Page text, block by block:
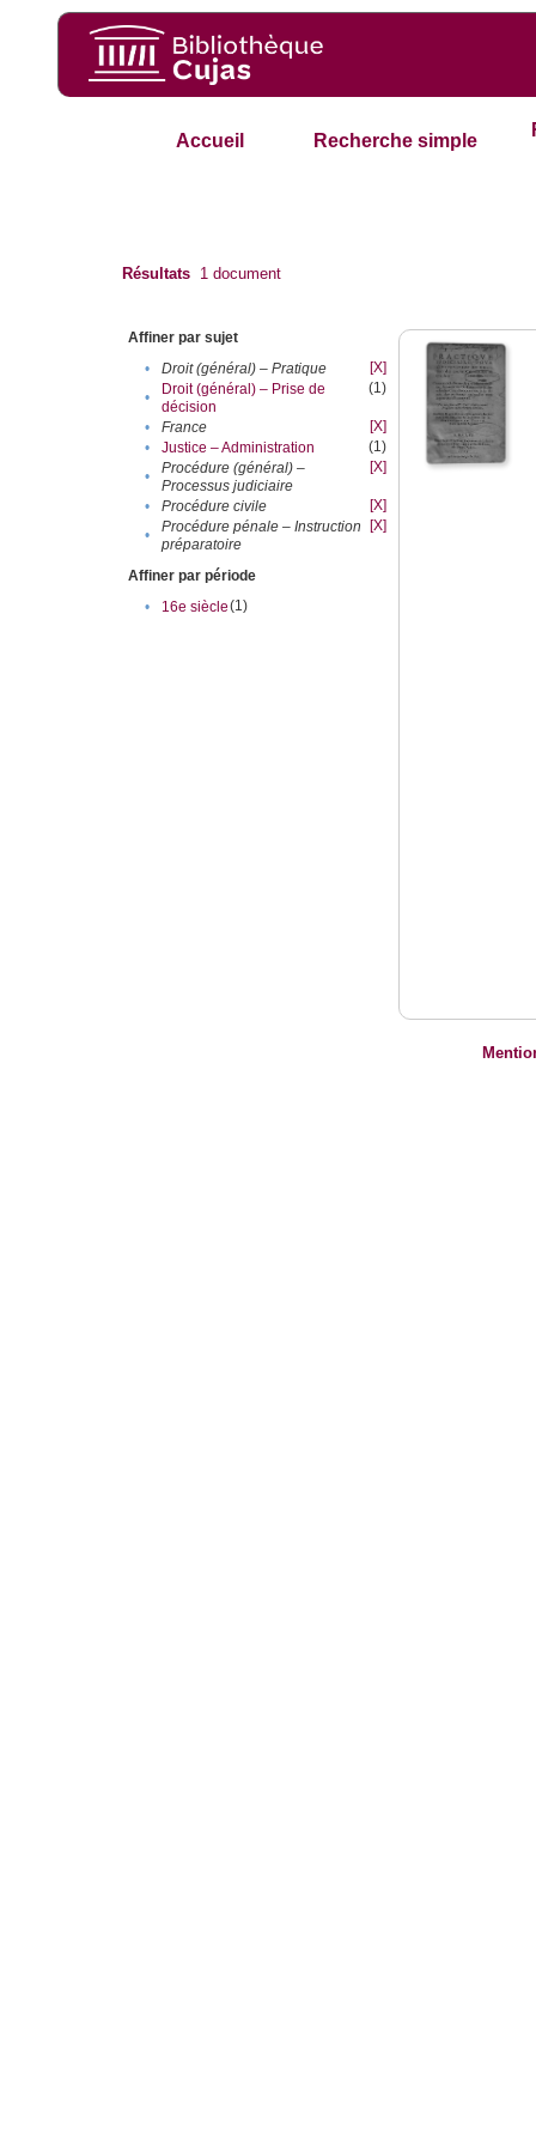
Accueil Recherche simple
Résultats 1 document
Affiner par sujet
•
Droit (général) – Pratique
[X]
•
Droit (général) – Prise de
décision
(1)
• France
[X]
•
Justice – Administration
(1)
•
Procédure (général) –
Processus judiciaire
[X]
• Procédure civile
[X]
•
Procédure pénale – Instruction
préparatoire
[X]
Affiner par période
•
16e siècle(1)